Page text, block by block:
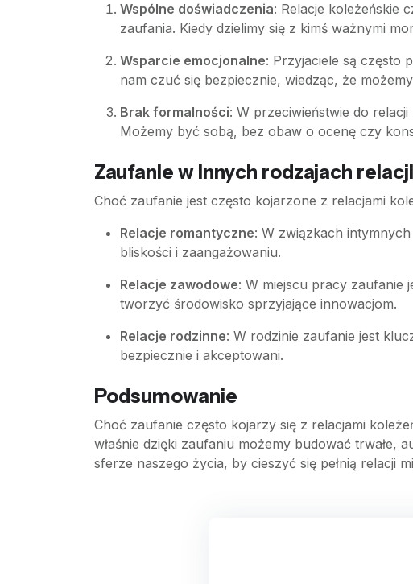
Wspólne doświadczenia: Relacje koleżeńskie
zaufania. Kiedy dzielimy się z kimś ważnymi
Wsparcie emocjonalne: Przyjaciele są często
nam czuć się bezpiecznie, wiedząc, że
Brak formalności: W przeciwieństwie do
Możemy być sobą, bez obaw o ocenę czy
Zaufanie w innych rodzajach relacji
Choć zaufanie jest często kojarzone z relacjami
Relacje romantyczne: W związkach
bliskości i zaangażowaniu.
Relacje zawodowe: W miejscu pracy zaufanie
tworzyć środowisko sprzyjające innowacjom.
Relacje rodzinne: W rodzinie zaufanie jest
bezpiecznie i akceptowani.
Podsumowanie
Choć zaufanie często kojarzy się z relacjami
właśnie dzięki zaufaniu możemy budować trwałe,
sferze naszego życia, by cieszyć się pełnią relacji